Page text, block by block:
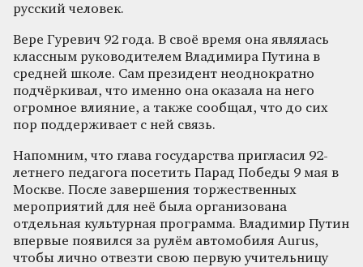
русский человек.
Вере Гуревич 92 года. В своё время она являлась
классным руководителем Владимира Путина в
средней школе. Сам президент неоднократно
подчёркивал, что именно она оказала на него
огромное влияние, а также сообщал, что до сих
пор поддерживает с ней связь.
Напомним, что глава государства пригласил 92-
летнего педагога посетить Парад Победы 9 мая в
Москве. После завершения торжественных
мероприятий для неё была организована
отдельная культурная программа. Владимир Путин
впервые появился за рулём автомобиля Aurus,
чтобы лично отвезти свою первую учительницу